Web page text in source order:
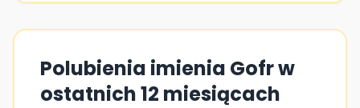
Polubienia imienia Gofr w
ostatnich 12 miesiącach